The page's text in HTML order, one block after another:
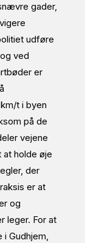
gader,
udføre
ved
er
t i byen
på de
vejene
at holde øje
der
er at
og
leger. For at
Gudhjem,